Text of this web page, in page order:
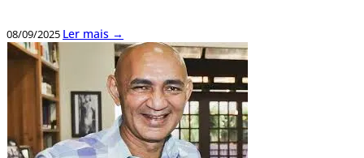
08/09/2025 Ler mais →